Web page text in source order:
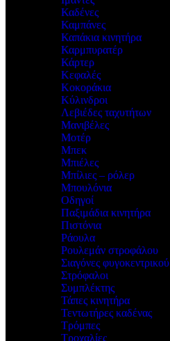
Καδένες
Καμπάνες
Καπάκια κινητήρα
Καρμπυρατέρ
Κάρτερ
Κεφαλές
Κοκοράκια
Κύλινδροι
Λεβιέδες ταχυτήτων
Μανιβέλες
Μοτέρ
Μπεκ
Μπιέλες
Μπίλιες – ρόλερ
Μπουλόνια
Οδηγοί
Παξιμάδια κινητήρα
Πιστόνια
Ράουλα
Ρουλεμάν στροφάλου
Σιαγόνες φυγοκεντρικού
Στρόφαλοι
Συμπλέκτης
Τάπες κινητήρα
Τεντωτήρες καδένας
Τρόμπες
Τροχαλίες